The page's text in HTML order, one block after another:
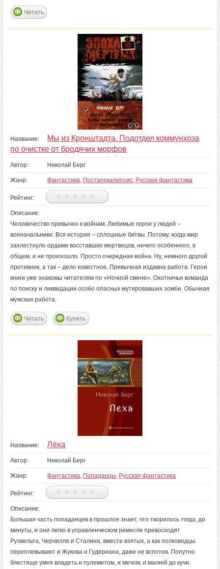
Читать
Название:
Мы из Кронштадта. Подотдел коммунхоза
по очистке от бродячих морфов
Автор: Николай Берг
Жанр: Фантастика, Постапокалипсис, Русская фантастика
Рейтинг:
Описание:
Человечество привычно к войнам. Любимые герои у людей –
военачальники. Вся история – сплошные битвы. Потому, когда мир
захлестнуло ордами восставших мертвецов, ничего особенного, в
общем, и не произошло. Просто очередная война. Ну, немного другой
противник, а так – дело известное. Привычная издавна работа. Герои
книги уже знакомы читателям по «Ночной смене». Охотничья команда
по поиску и ликвидации особо опасных мутировавших зомби. Обычная
мужская работа.
Читать Купить
Название: Лёха
Автор: Николай Берг
Жанр: Фантастика, Попаданцы, Русская фантастика
Рейтинг:
Описание:
Большая часть попаданцев в прошлое знает, что творилось тогда, до
минуты, и они легко в управленческом ремесле превосходят
Рузвельта, Черчилля и Сталина, вместе взятых, а как полководцы
переплевывают и Жукова и Гудериана, даже не вспотев. Попутно
блестяще умея владеть и пулеметом, и мечом, и магией до кучи.